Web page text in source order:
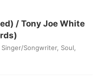
/ Tony Joe White
Singer/Songwriter, Soul